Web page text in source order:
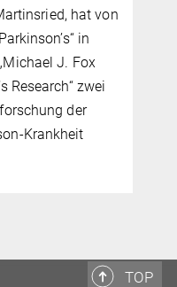
hat von
in
J. Fox
Research“ zwei
der
Krankheit
TOP